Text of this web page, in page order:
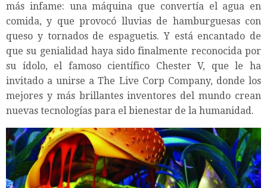
más infame: una máquina que convertía el agua en
comida, y que provocó lluvias de hamburguesas con
queso y tornados de espaguetis. Y está encantado de
que su genialidad haya sido finalmente reconocida por
su ídolo, el famoso científico Chester V, que le ha
invitado a unirse a The Live Corp Company, donde los
mejores y más brillantes inventores del mundo crean
nuevas tecnologías para el bienestar de la humanidad.